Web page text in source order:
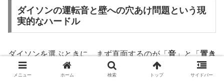
ダイソンの運転音と壁への穴あけ問題という現
実的なハードル
ダイソンを選ぶときに、まず直面するのが「音」と「置き
場所」です。
メニュー ホーム 検索 トップ サイドバー